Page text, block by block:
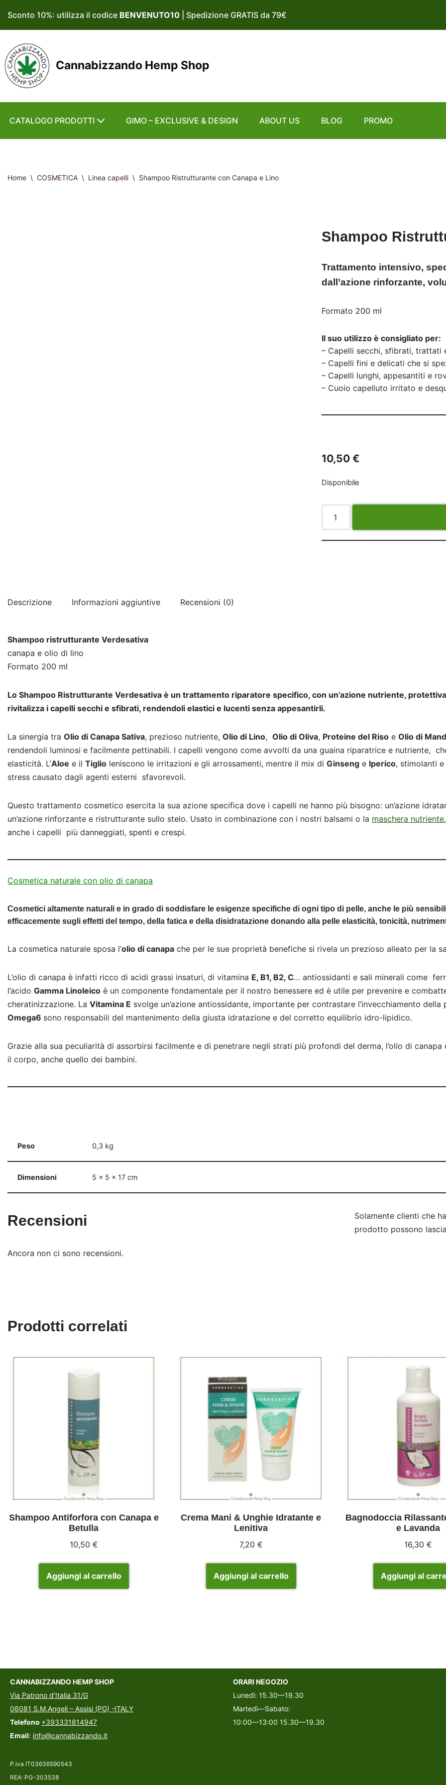
Vai
contenuto
Sconto 10%: utilizza il codice BENVENUTO10 | Spedizione GRATIS da 79€
Cannabizzando Hemp Shop
CATALOGO PRODOTTI GIMO – EXCLUSIVE & DESIGN ABOUT US BLOG PROMO
Home \ COSMETICA \ Linea capelli \ Shampoo Ristrutturante con Canapa e Lino
Shampoo
Trattamento intensivo,
dall’azione rinforzante,
Formato 200 ml
Il suo utilizzo è consigliato per:
– Capelli secchi, sfibrati, trattati
– Capelli fini e delicati che si
– Capelli lunghi, appesantiti e
– Cuoio capelluto irritato e
10,50 €
Disponibile
Descrizione Informazioni aggiuntive Recensioni (0)
Shampoo ristrutturante Verdesativa
canapa e olio di lino
Formato 200 ml
Lo Shampoo Ristrutturante Verdesativa è un trattamento riparatore specifico, con un’azione nutriente,
rivitalizza i capelli secchi e sfibrati, rendendoli elastici e lucenti senza appesantirli.
La sinergia tra Olio di Canapa Sativa, prezioso nutriente, Olio di Lino, Olio di Oliva, Proteine del Riso e Olio di
rendendoli luminosi e facilmente pettinabili. I capelli vengono come avvolti da una guaina riparatrice e nutriente,
elasticità. L’Aloe e il Tiglio leniscono le irritazioni e gli arrossamenti, mentre il mix di Ginseng e Iperico, stimolanti
stress causato dagli agenti esterni sfavorevoli.
Questo trattamento cosmetico esercita la sua azione specifica dove i capelli ne hanno più bisogno: un’azione
un’azione rinforzante e ristrutturante sullo stelo. Usato in combinazione con i nostri balsami o la maschera nutriente
anche i capelli più danneggiati, spenti e crespi.
Cosmetica naturale con olio di canapa
Cosmetici altamente naturali e in grado di soddisfare le esigenze specifiche di ogni tipo di pelle, anche le più
efficacemente sugli effetti del tempo, della fatica e della disidratazione donando alla pelle elasticità, tonicità,
La cosmetica naturale sposa l’olio di canapa che per le sue proprietà benefiche si rivela un prezioso alleato per la
L’olio di canapa è infatti ricco di acidi grassi insaturi, di vitamina E, B1, B2, C… antiossidanti e sali minerali come
l’acido Gamma Linoleico è un componente fondamentale per il nostro benessere ed è utile per prevenire e
cheratinizzazione. La Vitamina E svolge un’azione antiossidante, importante per contrastare l’invecchiamento
Omega6 sono responsabili del mantenimento della giusta idratazione e del corretto equilibrio idro-lipidico.
Grazie alla sua peculiarità di assorbirsi facilmente e di penetrare negli strati più profondi del derma, l’olio di
il corpo, anche quello dei bambini.
Peso 0,3 kg
Dimensioni 5 × 5 × 17 cm
Recensioni
Ancora non ci sono recensioni.
Solamente clienti che
prodotto possono
Prodotti correlati
Shampoo Antiforfora con Canapa e
Betulla
10,50 €
Aggiungi al carrello
Crema Mani & Unghie Idratante e
Lenitiva
7,20 €
Aggiungi al carrello
Bagnodoccia
e Lavanda
16,30 €
Aggiungi al
CANNABIZZANDO HEMP SHOP
Via Patrono d’Italia 31/G
06081 S.M.Angeli – Assisi (PG) -ITALY
Telefono +393331814947
Email: info@cannabizzando.it
P.iva IT03636590543
REA: PG-303538
ORARI NEGOZIO
Lunedì: 15.30—19.30
Martedì—Sabato:
10:00—13:00 15.30—19.30